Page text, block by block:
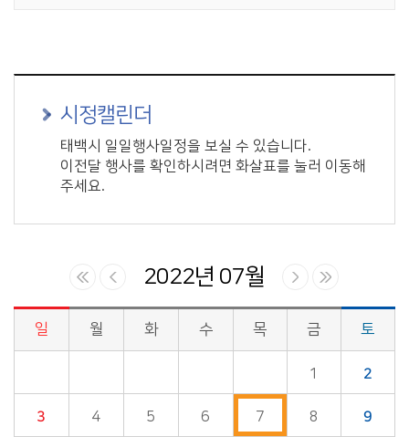
시정캘린더
태백시 일일행사일정을 보실 수 있습니다.
이전달 행사를 확인하시려면 화살표를 눌러 이동해
주세요.
2022년 07월
시정소식>시정 캘린더 게시판의 (2022년 07월) 달력형태로 일정명, 일정내용을 제공합니다.
일 월 화 수 목 금 토
1 2
3 4 5 6 7 8 9